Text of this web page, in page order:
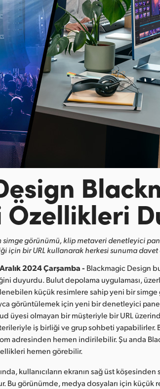
Özellikleri
simge görünümü, klip metaveri denetleyici
için bir URL kullanarak herkesi sunuma
2024 Çarşamba - Blackmagic Design
duyurdu. Bulut depolama uygulaması,
küçük resimlere sahip yeni bir simge
görüntülemek için yeni bir denetleyici
üyesi olmayan bir müşteriyle bir URL
iş birliği ve grup sohbeti yapabilirler.
adresinden hemen indirilebilir. Şu anda
hemen görebilir.
kullanıcıların ekranın sağ üst
Bu görünümde, medya dosyaları için küçük